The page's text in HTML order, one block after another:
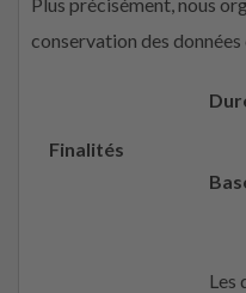
conservation des
Finalités
Les